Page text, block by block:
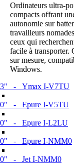
Ordinateurs ultra-
compacts offrant
autonomie sur
travailleurs
ceux qui
facile à transporter.
sur mesure,
Windows.
- Ymax I-V7TU
- Epure I-V5TU
- Epure I-L2LU
- Epure I-NMM0
- Jet I-NMM0